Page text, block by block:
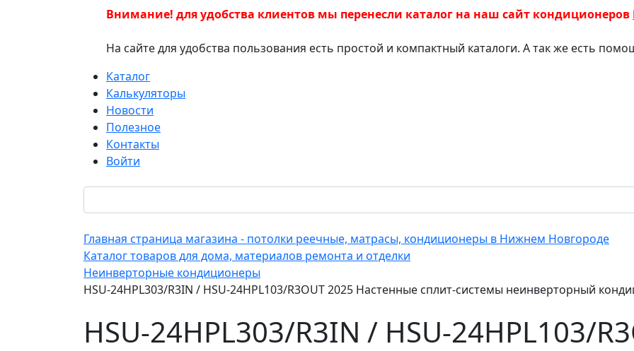
Внимание! для удобства клиентов мы перенесли каталог на наш сайт кондиционеров
На сайте для удобства пользования есть простой и компактный каталоги. А так же есть
Каталог
Калькуляторы
Новости
Полезное
Контакты
Войти
Главная страница магазина - потолки реечные, матрасы, кондиционеры в Нижнем Новгороде
Каталог товаров для дома, материалов ремонта и отделки
Неинверторные кондиционеры
HSU-24HPL303/R3IN / HSU-24HPL103/R3OUT 2025 Настенные сплит-системы неинверторный
HSU-24HPL303/R3IN / HSU-24HPL103/